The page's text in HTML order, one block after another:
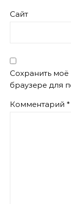
Сайт
Сохранить моё
браузере для
Комментарий *